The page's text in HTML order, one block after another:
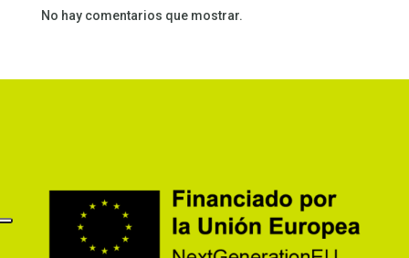
No hay comentarios que mostrar.